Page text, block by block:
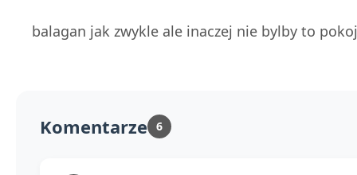
balagan jak zwykle ale inaczej nie bylby to
Komentarze 6